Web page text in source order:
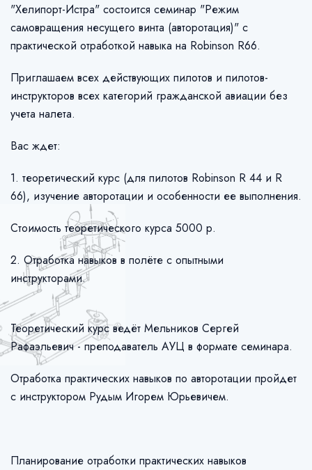
"Хелипорт-Истра" состоится семинар "Режим
самовращения несущего винта (авторотация)" с
практической отработкой навыка на Robinson R66.
Приглашаем всех действующих пилотов и пилотов-
инструкторов всех категорий гражданской авиации без
учета налета.
Вас ждет:
1. теоретический курс (для пилотов Robinson R 44 и R
66), изучение авторотации и особенности ее выполнения.
Стоимость теоретического курса 5000 р.
2. Отработка навыков в полёте с опытными
инструкторами.
Теоретический курс ведёт Мельников Сергей
Рафаэльевич - преподаватель АУЦ в формате семинара.
Отработка практических навыков по авторотации пройдет
с инструктором Рудым Игорем Юрьевичем.
Планирование отработки практических навыков